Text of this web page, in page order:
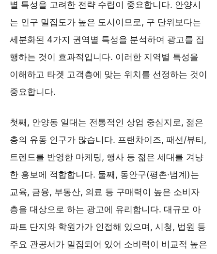
별 특성을 고려한 전략 수립이 중요합니다. 안양시
는 인구 밀집도가 높은 도시이므로, 구 단위보다는
세분화된 4가지 권역별 특성을 분석하여 광고를 집
행하는 것이 효과적입니다. 이러한 지역별 특성을
이해하고 타겟 고객층에 맞는 위치를 선정하는 것이
중요합니다.
첫째, 안양동 일대는 전통적인 상업 중심지로, 젊은
층의 유동 인구가 많습니다. 프랜차이즈, 패션/뷰티,
트렌드를 반영한 마케팅, 행사 등 젊은 세대를 겨냥
한 홍보에 적합합니다. 둘째, 동안구(평촌·범계)는
교육, 금융, 부동산, 의료 등 구매력이 높은 소비자
층을 대상으로 하는 광고에 유리합니다. 대규모 아
파트 단지와 학원가가 인접해 있으며, 시청, 법원 등
주요 관공서가 밀집되어 있어 소비력이 비교적 높은